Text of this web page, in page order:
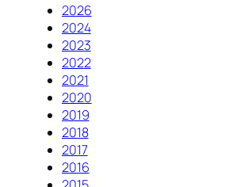
2026
2024
2023
2022
2021
2020
2019
2018
2017
2016